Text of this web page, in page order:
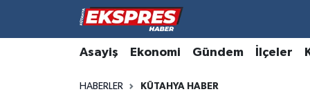
Asayiş Ekonomi Gündem İlçeler
HABERLER KÜTAHYA HABER
Altıntaş
Hava Durumu
Trafik Durumu